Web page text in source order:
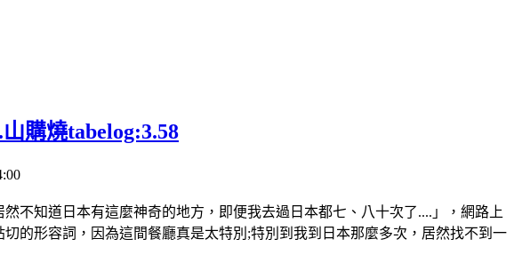
購燒tabelog:3.58
不知道日本有這麼神奇的地方，即便我去過日本都七、八十次了....」，網路上
的形容詞，因為這間餐廳真是太特別;特別到我到日本那麼多次，居然找不到一